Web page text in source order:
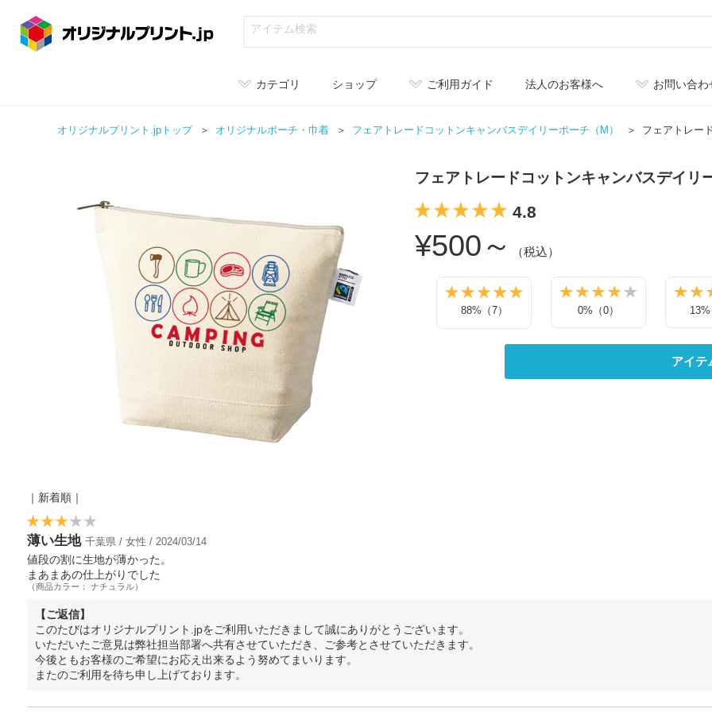
カテゴリ ショップ ご利用ガイド 法人のお客様へ お問い合わ
オリジナルプリント.jpトップ オリジナルポーチ・巾着 フェアトレードコットンキャンバスデイリーポーチ（M） フェアトレー
フェアトレードコットンキャンバスデイリ
4.8
¥500～ （税込）
88%（7） 0%（0）
アイテ
｜新着順｜
薄い生地 千葉県 / 女性 / 2024/03/14
値段の割に生地が薄かった。
まあまあの仕上がりでした
（商品カラー： ナチュラル）
【ご返信】
このたびはオリジナルプリント.jpをご利用いただきまして誠にありがとうございます。
いただいたご意見は弊社担当部署へ共有させていただき、ご参考とさせていただきます。
今後ともお客様のご希望にお応え出来るよう努めてまいります。
またのご利用を待ち申し上げております。